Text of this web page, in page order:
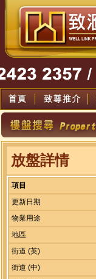
放盤詳情
項目
更新日期
物業用途
地區
街道 (英)
街道 (中)